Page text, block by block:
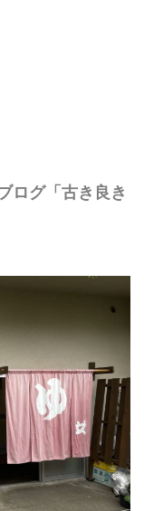
ログ「古き良き